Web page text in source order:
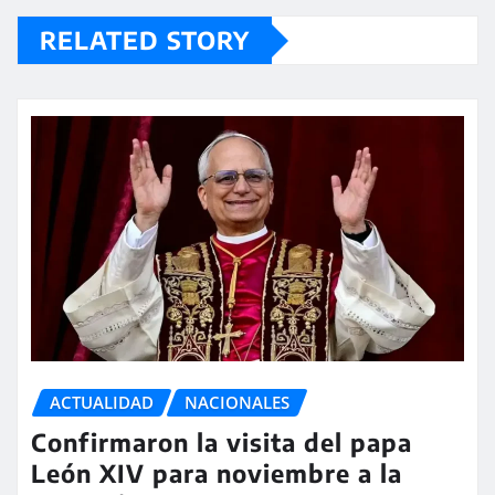
RELATED STORY
ACTUALIDAD NACIONALES
Confirmaron la visita del papa
León XIV para noviembre a la